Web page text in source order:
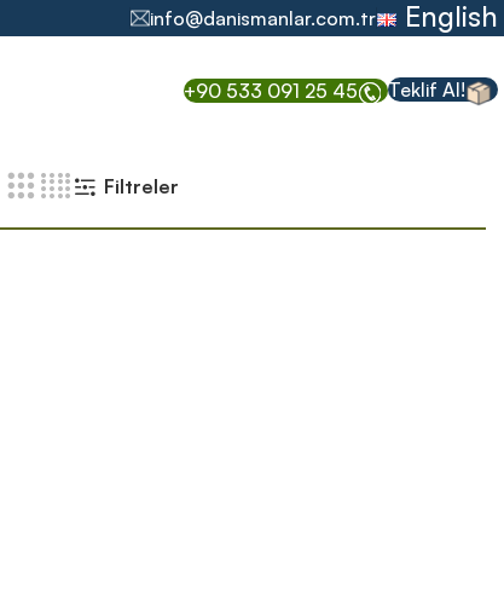
info@danismanlar.com.tr English
+90 533 091 25 45 Teklif Al!
Filtreler